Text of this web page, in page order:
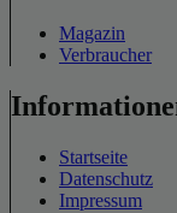
Magazin
Verbraucher
Startseite
Datenschutz
Impressum